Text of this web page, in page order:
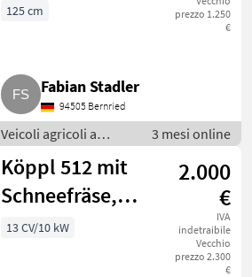
309
prezzo 1.250
€
125 cm
Fabian Stadler
94505 Bernried
Veicoli agricoli a
motore /
Motofalciatrici/motofresatrici
3 mesi online
Köppl 512 mit
Schneefräse,
Schneeschild,
2.000
€
IVA
indetraibile
Vecchio
prezzo 2.300
€
13 CV/10 kW